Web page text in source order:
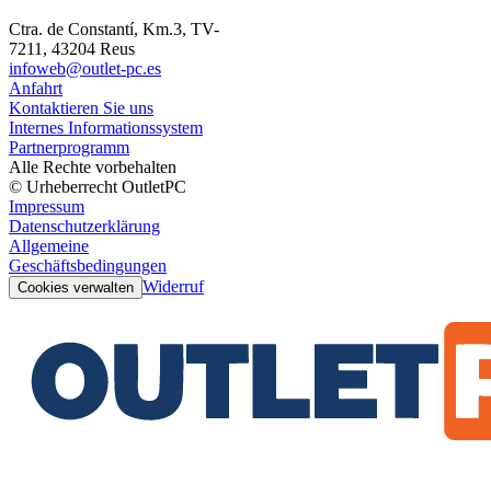
Ctra. de Constantí, Km.3, TV-
7211, 43204 Reus
infoweb@outlet-pc.es
Anfahrt
Kontaktieren Sie uns
Internes Informationssystem
Partnerprogramm
Alle Rechte vorbehalten
© Urheberrecht OutletPC
Impressum
Datenschutzerklärung
Allgemeine
Geschäftsbedingungen
Cookies verwalten Widerruf